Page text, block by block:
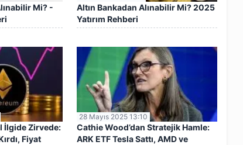
Mi? -
Altın Bankadan Alınabilir Mi? 2025
Yatırım Rehberi
İlgide Zirvede:
Fiyat
28 Mayıs 2025 13:10
Cathie Wood’dan Stratejik Hamle:
ARK ETF Tesla Sattı, AMD ve